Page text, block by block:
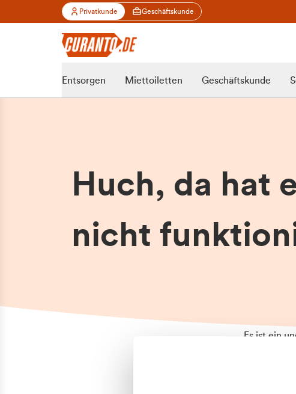
Privatkunde Geschäftskunde
Entsorgen Miettoiletten Geschäftskunde
Huch, da hat
nicht
Es ist ein